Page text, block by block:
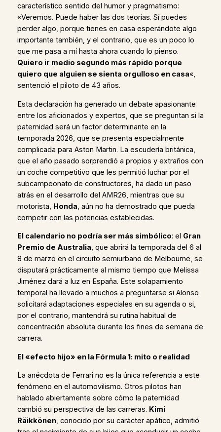
característico sentido del humor y pragmatismo:
«Veremos. Puede haber las dos teorías. Sí puedes
perder algo, porque tienes en casa esperándote algo
importante también, y el contrario, que es un poco lo
que me pasa a mí hasta ahora cuando lo pienso.
Quiero ir medio segundo más rápido porque
quiero que alguien se sienta orgulloso en casa«,
sentenció el piloto de 43 años.
Esta declaración ha generado un debate apasionante
entre los aficionados y expertos, que se preguntan si la
paternidad será un factor determinante en la
temporada 2026, que se presenta especialmente
complicada para Aston Martin. La escudería británica,
que el año pasado sorprendió a propios y extraños con
un coche competitivo que les permitió luchar por el
subcampeonato de constructores, ha dado un paso
atrás en el desarrollo del AMR26, mientras que su
motorista, Honda, aún no ha demostrado que pueda
competir con las potencias establecidas.
El calendario no podría ser más simbólico: el Gran
Premio de Australia, que abrirá la temporada del 6 al
8 de marzo en el circuito semiurbano de Melbourne, se
disputará prácticamente al mismo tiempo que Melissa
Jiménez dará a luz en España. Este solapamiento
temporal ha llevado a muchos a preguntarse si Alonso
solicitará adaptaciones especiales en su agenda o si,
por el contrario, mantendrá su rutina habitual de
concentración absoluta durante los fines de semana de
carrera.
El «efecto hijo» en la Fórmula 1: mito o realidad
La anécdota de Ferrari no es la única referencia a este
fenómeno en el automovilismo. Otros pilotos han
hablado abiertamente sobre cómo la paternidad
cambió su perspectiva de las carreras. Kimi
Räikkönen, conocido por su carácter apático, admitió